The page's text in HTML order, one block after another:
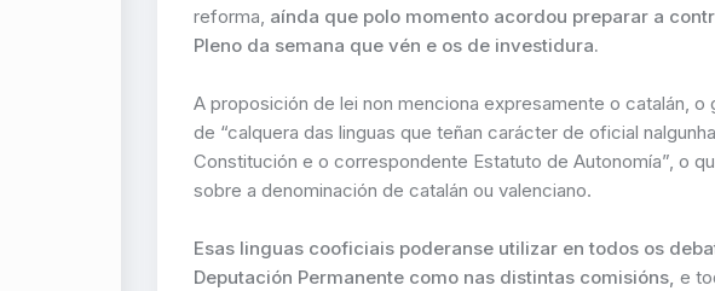
reforma, aínda que polo momento acordou preparar a
Pleno da semana que vén e os de investidura.
A proposición de lei non menciona expresamente o catalán,
de “calquera das linguas que teñan carácter de oficial
Constitución e o correspondente Estatuto de Autonomía”, o
sobre a denominación de catalán ou valenciano.
Esas linguas cooficiais poderanse utilizar en todos os
Deputación Permanente como nas distintas comisións, e